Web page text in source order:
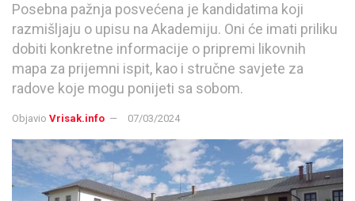
Posebna pažnja posvećena je kandidatima koji
razmišljaju o upisu na Akademiju. Oni će imati priliku
dobiti konkretne informacije o pripremi likovnih
mapa za prijemni ispit, kao i stručne savjete za
radove koje mogu ponijeti sa sobom.
Objavio Vrisak.info 07/03/2024